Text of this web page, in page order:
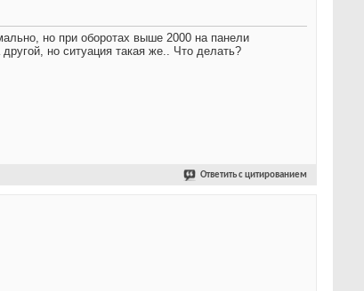
но при оборотах выше 2000 на панели
но ситуация такая же.. Что делать?
Ответить с цитированием